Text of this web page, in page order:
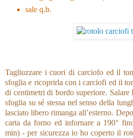
sale q.b.
Tagliuzzare i cuori di carciofo ed il
sfoglia e ricoprirla con i carciofi ed il
di centimetri di bordo superiore. Salare
sfoglia su sé stessa nel senso della
lasciato libero rimanga all’esterno.
carta da forno ed infornare a 190°
min) - per sicurezza io ho coperto il